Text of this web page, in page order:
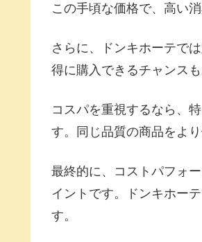
この手頃な価格で、高い
さらに、ドンキホーテで
得に購入できるチャンスも
コスパを重視するなら、
す。同じ品質の商品をよ
最終的に、コストパフォ
イントです。ドンキホー
す。